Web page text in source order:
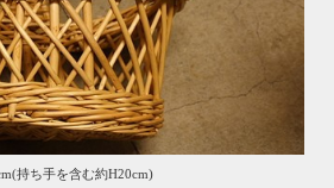
持ち手を含む約H20cm)